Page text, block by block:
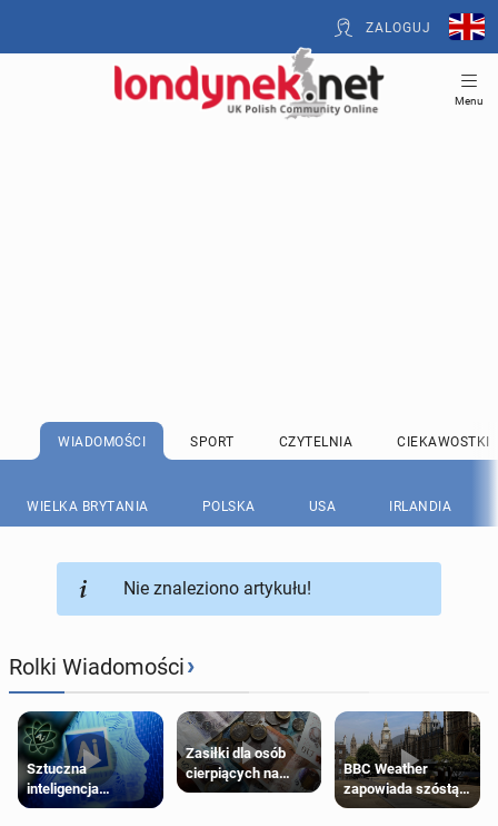
ZALOGUJ
Menu
WIADOMOŚCI SPORT CZYTELNIA CIEKAWOSTKI
WIELKA BRYTANIA POLSKA USA IRLANDIA
Nie znaleziono artykułu!
Rolki Wiadomości›
Sztuczna
inteligencja
próbowała oszukać
Zasiłki dla osób
cierpiących na
schorzenia
BBC Weather
zapowiada szóstą
falę upałów w